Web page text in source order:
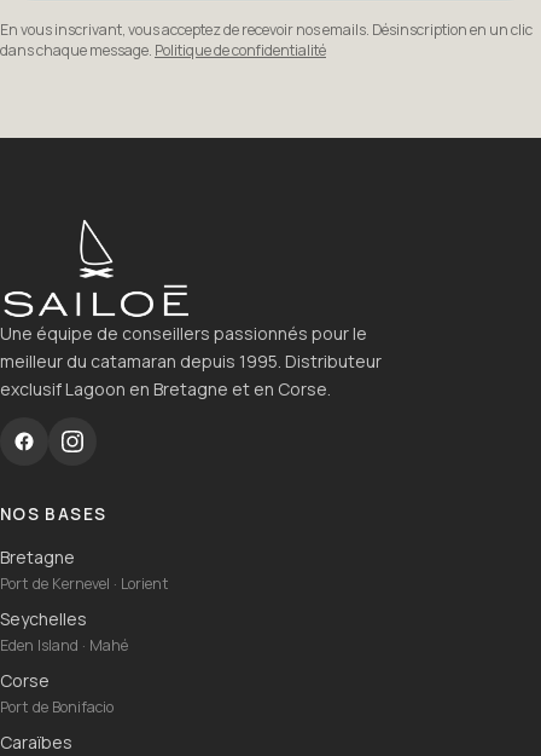
En vous inscrivant, vous acceptez de recevoir nos emails. Désinscription en un clic
dans chaque message. Politique de confidentialité
Une équipe de conseillers passionnés pour le
meilleur du catamaran depuis 1995. Distributeur
exclusif Lagoon en Bretagne et en Corse.
NOS BASES
Bretagne
Port de Kernevel · Lorient
Seychelles
Eden Island · Mahé
Corse
Port de Bonifacio
Caraïbes